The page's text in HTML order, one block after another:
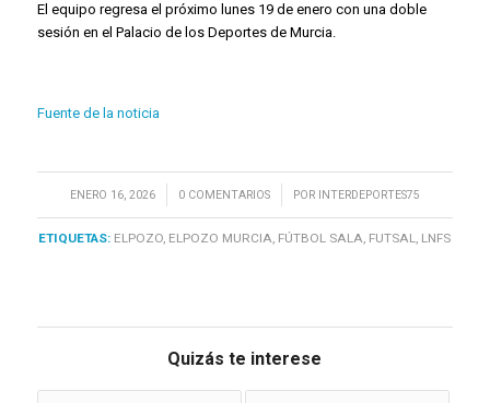
El equipo regresa el próximo lunes 19 de enero con una doble
sesión en el Palacio de los Deportes de Murcia.
Fuente de la noticia
ENERO 16, 2026
/ 0 COMENTARIOS
/ POR INTERDEPORTES75
ETIQUETAS: ELPOZO, ELPOZO MURCIA, FÚTBOL SALA, FUTSAL, LNFS
Quizás te interese